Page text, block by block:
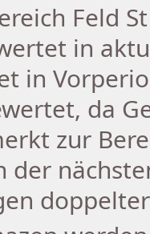
Feld
in
in
da
zur
der